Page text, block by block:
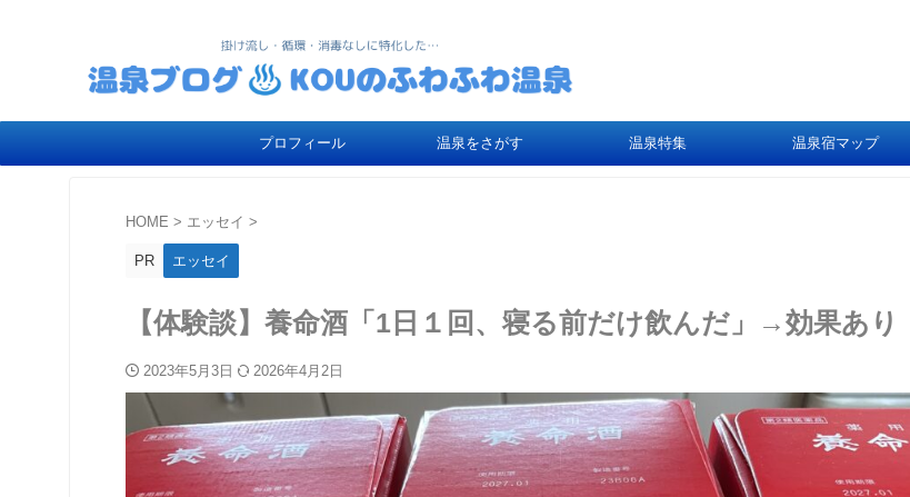
プロフィール 温泉をさがす 温泉特集 温泉宿マップ
HOME > エッセイ >
PR エッセイ
【体験談】養命酒「1日１回、寝る前だけ飲んだ」→効果あり
2023年5月3日 2026年4月2日